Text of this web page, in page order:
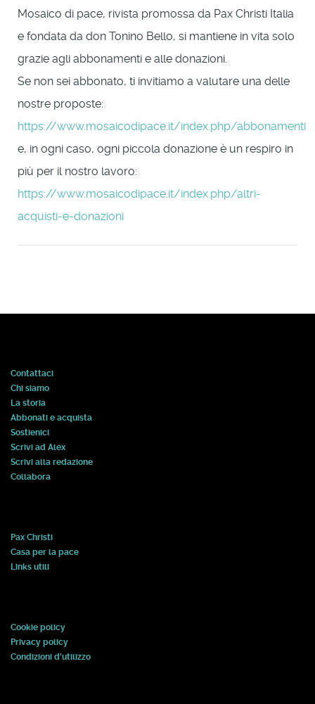
Mosaico di pace, rivista promossa da Pax Christi Italia
e fondata da don Tonino Bello, si mantiene in vita solo
grazie agli abbonamenti e alle donazioni.
Se non sei abbonato, ti invitiamo a valutare una delle
nostre proposte:
https://www.mosaicodipace.it/index.php/abbonamenti
e, in ogni caso, ogni piccola donazione è un respiro in
più per il nostro lavoro:
https://www.mosaicodipace.it/index.php/altri-
acquisti-e-donazioni
Contattaci
Chi siamo
La storia
Abbonati e acquista
Sostienici
Scrivi ad Alex
Scrivi alla redazione
Collabora
Pax Christi
Casa per la pace
Links utili
Cookie policy
Privacy policy
Condizioni d'utilizzo